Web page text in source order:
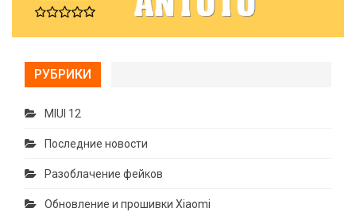
РУБРИКИ
MIUI 12
Последние новости
Разоблачение фейков
Обновление и прошивки Xiaomi